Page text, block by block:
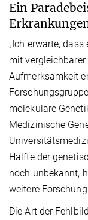
Ein
„Ich erwarte,
mit
Aufmerksamkeit
molekulare
Medizinische
Hälfte der
noch unbekannt,
weitere
Die Art der